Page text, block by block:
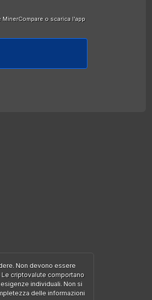
o scarica l'app
Non devono essere
criptovalute comportano
individuali. Non si
delle informazioni